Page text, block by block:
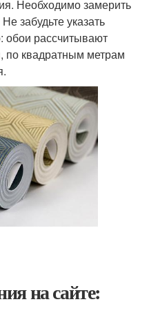
Необходимо замерить
забудьте указать
обои рассчитывают
по квадратным метрам
на сайте: